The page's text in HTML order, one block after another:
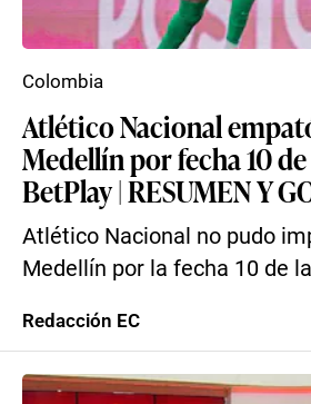
Atlético Nacional
Medellín por fecha 10
BetPlay | RESUMEN Y
Atlético Nacional no pudo
Medellín por la fecha 10 de
Colombia
Redacción EC